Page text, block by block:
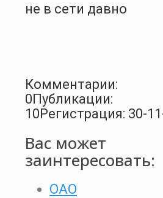
не в сети давно
Комментарии:
0Публикации:
10Регистрация: 30-
Вас может
заинтересовать:
ОАО